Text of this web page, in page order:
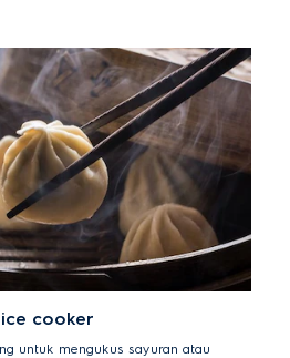
cooker
untuk mengukus sayuran atau